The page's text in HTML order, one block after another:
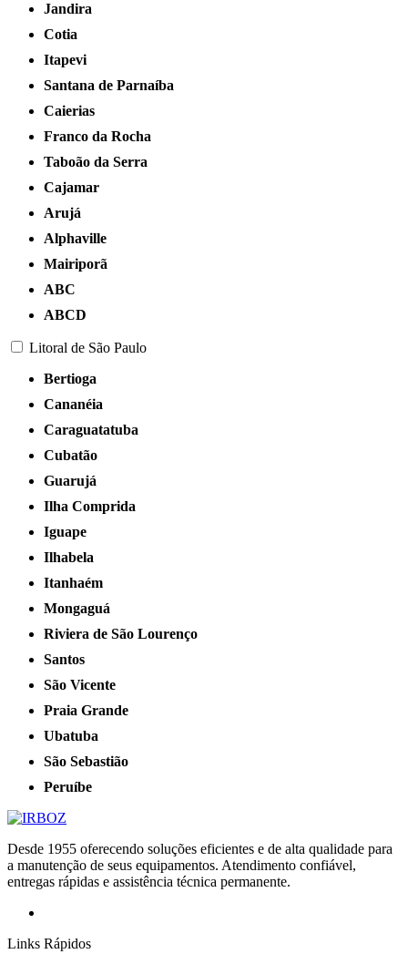
Jandira
Cotia
Itapevi
Santana de Parnaíba
Caierias
Franco da Rocha
Taboão da Serra
Cajamar
Arujá
Alphaville
Mairiporã
ABC
ABCD
Litoral de São Paulo
Bertioga
Cananéia
Caraguatatuba
Cubatão
Guarujá
Ilha Comprida
Iguape
Ilhabela
Itanhaém
Mongaguá
Riviera de São Lourenço
Santos
São Vicente
Praia Grande
Ubatuba
São Sebastião
Peruíbe
Desde 1955 oferecendo soluções eficientes e de alta qualidade para
a manutenção de seus equipamentos. Atendimento confiável,
entregas rápidas e assistência técnica permanente.
Links Rápidos